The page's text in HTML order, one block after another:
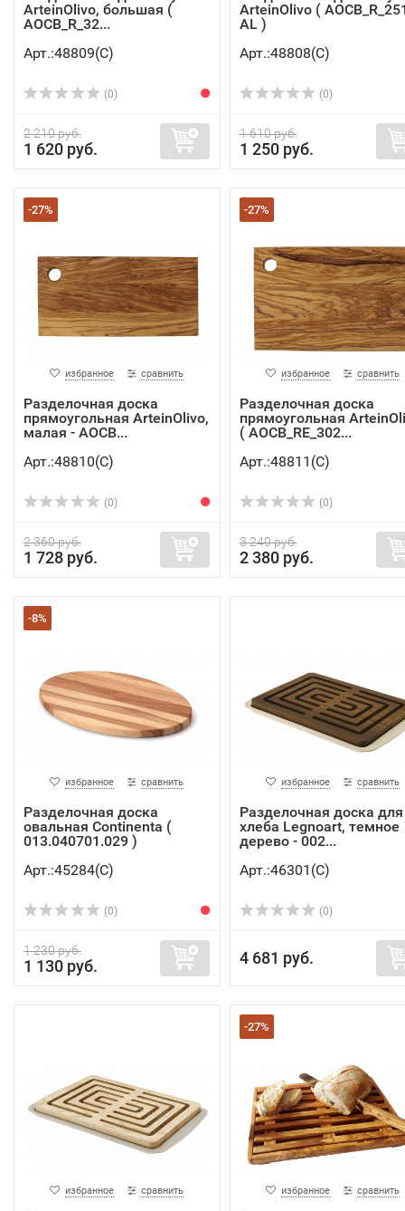
ArteinOlivo, большая (
AOCB_R_32...
Арт.:48809(C)
(0)
2 210 руб.
1 620 руб.
ArteinOlivo (
AL )
Арт.:48808(C)
(0)
1 610 руб.
1 250 руб.
-27%
избранное сравнить
Разделочная доска
прямоугольная ArteinOlivo,
малая - AOCB...
Арт.:48810(C)
(0)
2 360 руб.
1 728 руб.
-27%
избранное сравнить
Разделочная доска
прямоугольная
( AOCB_RE_302...
Арт.:48811(C)
(0)
3 240 руб.
2 380 руб.
-8%
избранное сравнить
Разделочная доска
овальная Continenta (
013.040701.029 )
Арт.:45284(C)
(0)
1 230 руб.
1 130 руб.
избранное сравнить
Разделочная доска для
хлеба Legnoart, темное
дерево - 002...
Арт.:46301(C)
(0)
4 681 руб.
избранное сравнить
-27%
избранное сравнить